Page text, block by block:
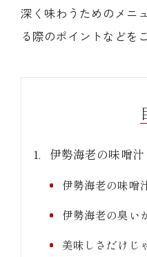
(生おせち/おせち冷凍)
製薬会社・MR
企業情報
プライバシーポリシー
深く味わうためのメニ
る際のポイントなどを
伊勢海老の味噌汁
伊勢海老の味噌
伊勢海老の臭い
美味しさだけじ